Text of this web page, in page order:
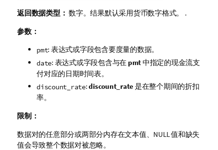
返回数据类型： 数字。结果默认采用货币数字格式。 .
参数：
pmt: 表达式或字段包含要度量的数据。
date: 表达式或字段包含与在 pmt中指定的现金流支
付对应的日期时间表。
discount_rate:discount_rate是在整个期间的折扣
率。
限制：
数据对的任意部分或两部分内存在文本值、 NULL 值和缺失
值会导致整个数据对被忽略。